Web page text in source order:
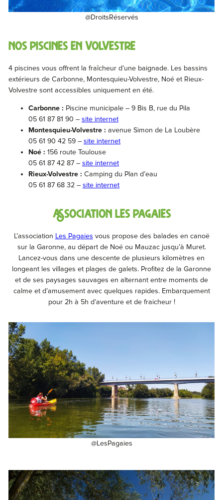
@DroitsRéservés
NOS PISCINES EN VOLVESTRE
4 piscines vous offrent la fraîcheur d’une baignade. Les bassins
extérieurs de Carbonne, Montesquieu-Volvestre, Noé et Rieux-
Volvestre sont accessibles uniquement en été.
Carbonne : Piscine municipale – 9 Bis B, rue du Pila
05 61 87 81 90 – site internet
Montesquieu-Volvestre : avenue Simon de La Loubère
05 61 90 42 59 – site internet
Noé : 156 route Toulouse
05 61 87 42 87 – site internet
Rieux-Volvestre : Camping du Plan d’eau
05 61 87 68 32 – site internet
ASSOCIATION LES PAGAIES
L’association Les Pagaies vous propose des balades en canoë
sur la Garonne, au départ de Noé ou Mauzac jusqu’à Muret.
Lancez-vous dans une descente de plusieurs kilomètres en
longeant les villages et plages de galets. Profitez de la Garonne
et de ses paysages sauvages en alternant entre moments de
calme et d’amusement avec quelques rapides. Embarquement
pour 2h à 5h d’aventure et de fraicheur !
@LesPagaies